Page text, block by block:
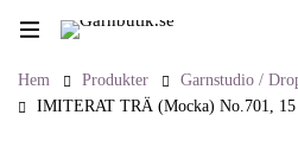
Hem Produkter
Garnstudio /
IMITERAT TRÄ (Mocka) No.701,